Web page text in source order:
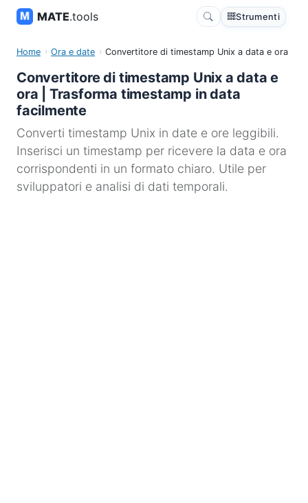
MATE.tools Strumenti
Home Ora e date Convertitore di timestamp Unix a data e ora
Convertitore di timestamp Unix a data e
ora | Trasforma timestamp in data
facilmente
Converti timestamp Unix in date e ore leggibili.
Inserisci un timestamp per ricevere la data e ora
corrispondenti in un formato chiaro. Utile per
sviluppatori e analisi di dati temporali.